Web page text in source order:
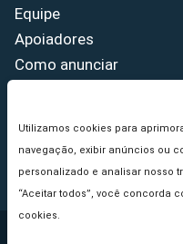
Utilizamos cookies para
navegação, exibir anúncios ou
personalizado e analisar nosso
“Aceitar todos”, você concorda
cookies.
Equipe
Apoiadores
Como anunciar
Princípios Editoriais
Copyright © 2026 -